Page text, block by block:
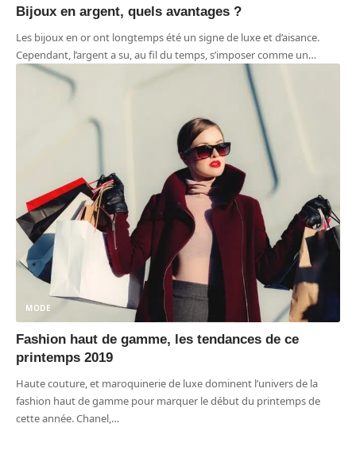
Bijoux en argent, quels avantages ?
Les bijoux en or ont longtemps été un signe de luxe et d’aisance.
Cependant, l’argent a su, au fil du temps, s’imposer comme un…
MODE
Fashion haut de gamme, les tendances de ce
printemps 2019
Haute couture, et maroquinerie de luxe dominent l’univers de la
fashion haut de gamme pour marquer le début du printemps de
cette année. Chanel,…